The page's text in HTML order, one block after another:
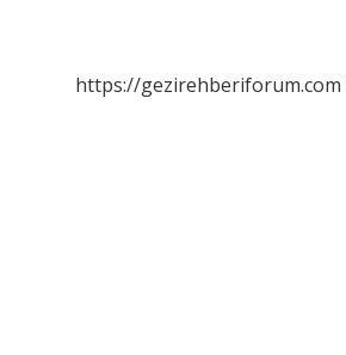
https://gezirehberiforum.com